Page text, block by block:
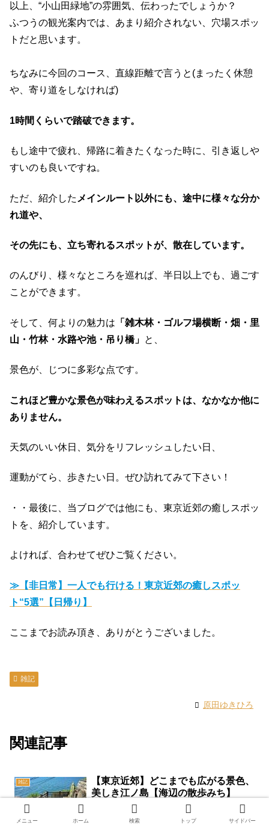
以上、“小山田緑地”の雰囲気、伝わったでしょうか？
ふつうの観光案内では、あまり紹介されない、穴場スポッ
トだと思います。
ちなみに今回のコース、直線距離で言うと(まったく休憩
や、寄り道をしなければ)
1時間くらいで踏破できます。
もし途中で疲れ、帰路に着きたくなった時に、引き返しや
すいのも良いですね。
ただ、紹介した メインルート以外にも、途中に様々な分か
れ道や、
その先にも、立ち寄れるスポットが、散在しています。
のんびり、様々なところを巡れば、半日以上でも、過ごす
ことができます。
そして、何よりの魅力は 「雑木林・ゴルフ場横断・畑・里
山・竹林・水路や池・吊り橋」 と、
景色が、じつに多彩な点です。
これほど豊かな景色が味わえるスポットは、なかなか他に
ありません。
天気のいい休日、気分をリフレッシュしたい日、
運動がてら、歩きたい日。ぜひ訪れてみて下さい！
・・最後に、当ブログでは他にも、東京近郊の癒しスポッ
トを、紹介しています。
よければ、合わせてぜひご覧ください。
≫【非日常】一人でも行ける！東京近郊の癒しスポッ
ト“5選”【日帰り】
ここまでお読み頂き、ありがとうございました。
雑記
原田ゆきひろ
関連記事
雑記
【東京近郊】どこまでも広がる景色、
美しき江ノ島【海辺の散歩みち】
原田ゆきひろ
メニュー ホーム 検索 トップ サイドバー